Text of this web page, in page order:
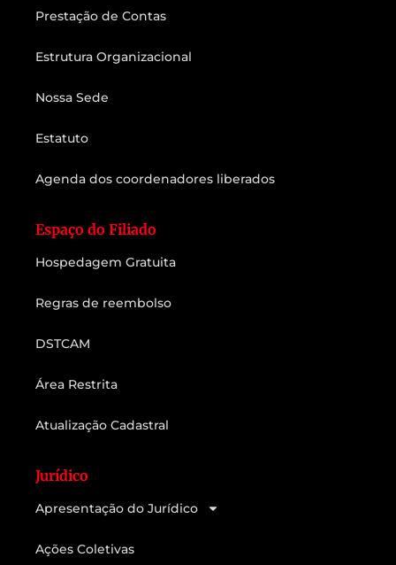
Prestação de Contas
Estrutura Organizacional
Nossa Sede
Estatuto
Agenda dos coordenadores liberados
Espaço do Filiado
Hospedagem Gratuita
Regras de reembolso
DSTCAM
Área Restrita
Atualização Cadastral
Jurídico
Apresentação do Jurídico
Ações Coletivas